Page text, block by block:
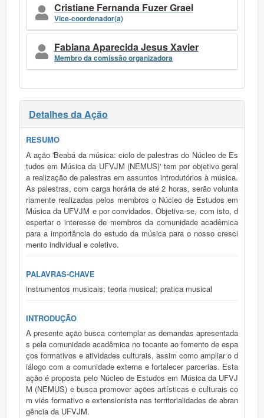
Cristiane Fernanda Fuzer Grael
Vice-coordenador(a)
Fabiana Aparecida Jesus Xavier
Membro da comissão organizadora
Detalhes da Ação
RESUMO
A ação 'Beabá da música: ciclo de palestras do Núcleo de Es
tudos em Música da UFVJM (NEMUS)' tem por objetivo geral
a realização de palestras em assuntos introdutórios à música.
As palestras, com carga horária de até 2 horas, serão volunta
riamente realizadas pelos membros o Núcleo de Estudos em
Música da UFVJM e por convidados. Objetiva-se, com isto, d
espertar o interesse de membros da comunidade acadêmica
para a importância do estudo da música para o nosso cresci
mento individual e coletivo.
PALAVRAS-CHAVE
instrumentos musicais; teoria musical; pratica musical
INTRODUÇÃO
A presente ação busca contemplar as demandas apresentada
s pela comunidade acadêmica no tocante ao fomento de espa
ços formativos e atividades culturais, assim como ampliar o d
iálogo com a comunidade externa e fortalecer parcerias. Esta
ação é proposta pelo Núcleo de Estudos em Música da UFVJ
M (NEMUS) e busca promover ações artísticas e culturais co
m viés formativo e extensionista nas territorialidades de abran
gência da UFVJM.